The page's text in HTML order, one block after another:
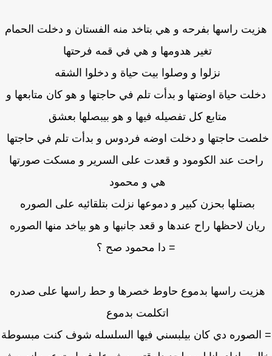
راسها بفرحه و هي بتاخد منه الفستان و دخلت الحمام
تغير هدومها و هي في قمه فرحتها
نزلوا و وصلوا بيت حياة و دخلوا الشقه
حياة اوضتها و بدأت تلم في حاجتها و هو كان متابعها و
متابع كل تفصيله فيها و هو بيبصلها بعشق
حاجتها و دخلت اوضه فردوس و بدأت تلم في حاجتها
عند الكومود و قعدت على السرير و مسكت صورتها
هي و محمود
بصتلها بحزن كبير و دموعها نزلت بتلقائيه على الصوره
لاحظها راح عندها و قعد جانبها و هو بياخد منها الصوره
= دا محمود صح ؟
راسها بدموع حاوط خصرها و حط راسها على صدره
اتكلمت بدموع
دي كان بيلبسني فيها السلسله شوف كنت مبسوطة